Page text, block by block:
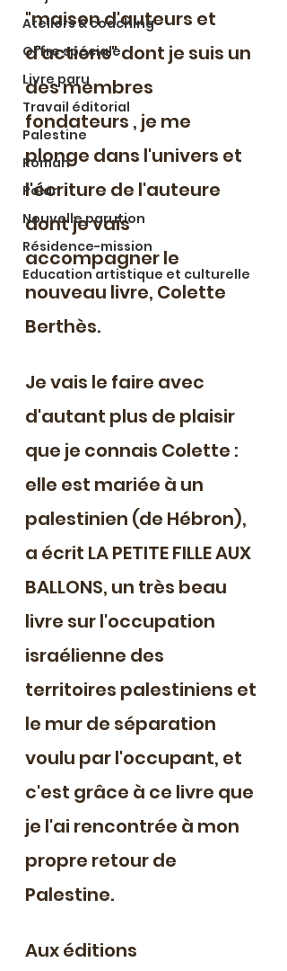
Ateliers & coaching
Offre spéciale
Livre paru
Travail éditorial
Palestine
Roman
Polar
Nouvelle parution
Résidence-mission
Education artistique et culturelle
"maison d'auteurs et
d'actions" dont je suis un
des membres
fondateurs , je me
plonge dans l'univers et
l'écriture de l'auteure
dont je vais
accompagner le
nouveau livre, Colette
Berthès.
Je vais le faire avec
d'autant plus de plaisir
que je connais Colette :
elle est mariée à un
palestinien (de Hébron),
a écrit LA PETITE FILLE AUX
BALLONS, un très beau
livre sur l'occupation
israélienne des
territoires palestiniens et
le mur de séparation
voulu par l'occupant, et
c'est grâce à ce livre que
je l'ai rencontrée à mon
propre retour de
Palestine.
Aux éditions